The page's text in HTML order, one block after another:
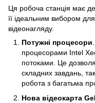
Ця робоча станція має
її ідеальним вибором
відеонагляду.
Потужні процесори
процесорами Intel
потоками. Це
складних завдань,
робота з багатьма
Нова відеокарта